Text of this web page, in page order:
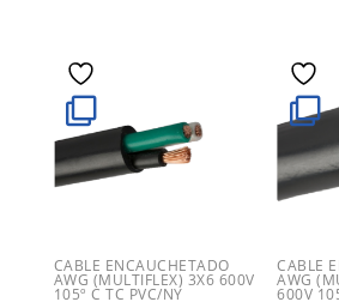
CABLE ENCAUCHETADO
AWG (MULTIFLEX) 3X6 600V
105º C TC PVC/NY
CABLE
AWG
600V